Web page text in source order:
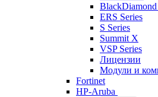
ERS Series
S Series
Summit X
VSP Series
Лицензии
Модули и
Fortinet
HP-Aruba